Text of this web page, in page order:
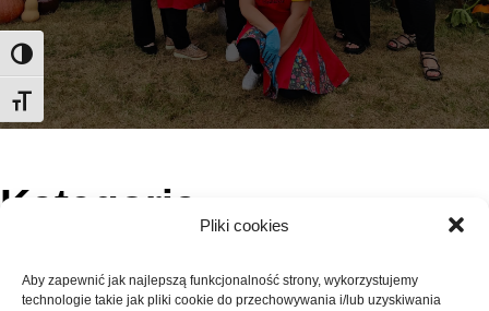
Pliki cookies
Aby zapewnić jak najlepszą funkcjonalność strony, wykorzystujemy
technologie takie jak pliki cookie do przechowywania i/lub uzyskiwania
Toggle High Contrast
Toggle Font size
Kategoria:
Uncategorized